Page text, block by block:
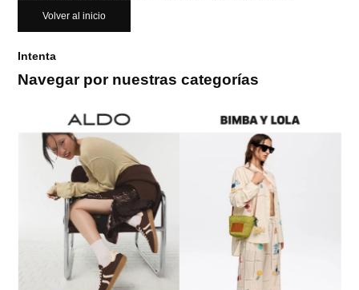
Volver al inicio
Intenta
Navegar por nuestras categorías